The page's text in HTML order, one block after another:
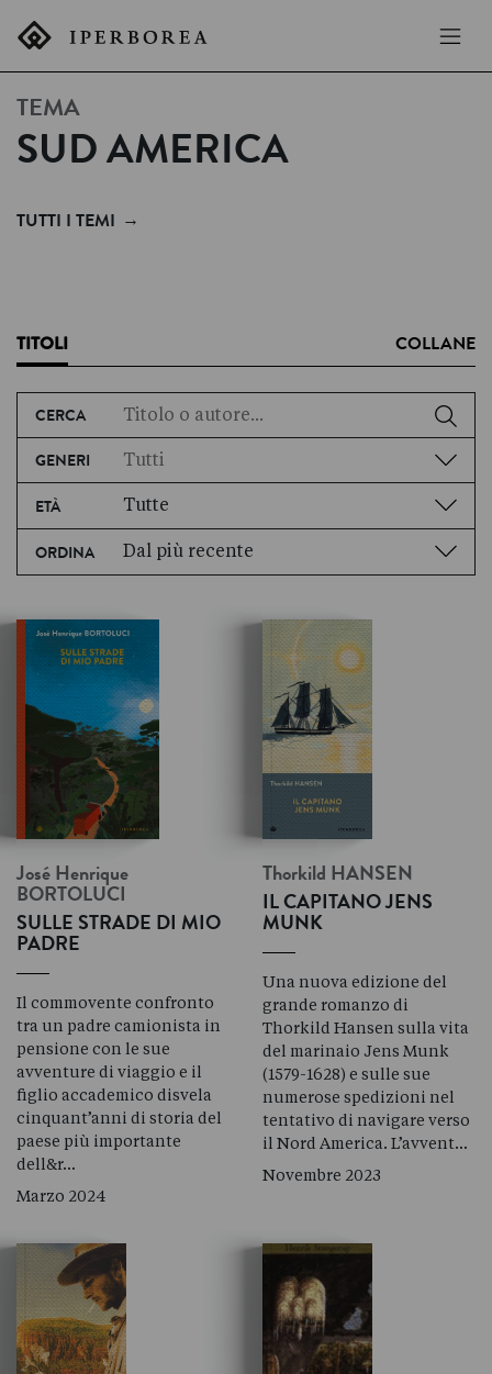
TEMA
SUD AMERICA
TUTTI I TEMI →
TITOLI COLLANE
CERCA
GENERI
ETÀ Tutte
ORDINA Dal più recente
José Henrique
BORTOLUCI
SULLE STRADE DI MIO
PADRE
Il commovente confronto
tra un padre camionista in
pensione con le sue
avventure di viaggio e il
figlio accademico disvela
cinquant’anni di storia del
paese più importante
dell&r…
Marzo 2024
Thorkild HANSEN
IL CAPITANO JENS
MUNK
Una nuova edizione del
grande romanzo di
Thorkild Hansen sulla vita
del marinaio Jens Munk
(1579-1628) e sulle sue
numerose spedizioni nel
tentativo di navigare verso
il Nord America. L’avvent…
Novembre 2023